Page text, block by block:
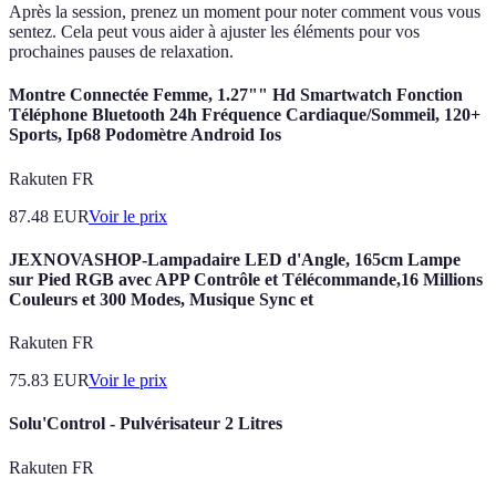
Après la session, prenez un moment pour noter comment vous vous
sentez. Cela peut vous aider à ajuster les éléments pour vos
prochaines pauses de relaxation.
Montre Connectée Femme, 1.27"" Hd Smartwatch Fonction
Téléphone Bluetooth 24h Fréquence Cardiaque/Sommeil, 120+
Sports, Ip68 Podomètre Android Ios
Rakuten FR
87.48 EURVoir le prix
JEXNOVASHOP-Lampadaire LED d'Angle, 165cm Lampe
sur Pied RGB avec APP Contrôle et Télécommande,16 Millions
Couleurs et 300 Modes, Musique Sync et
Rakuten FR
75.83 EURVoir le prix
Solu'Control - Pulvérisateur 2 Litres
Rakuten FR